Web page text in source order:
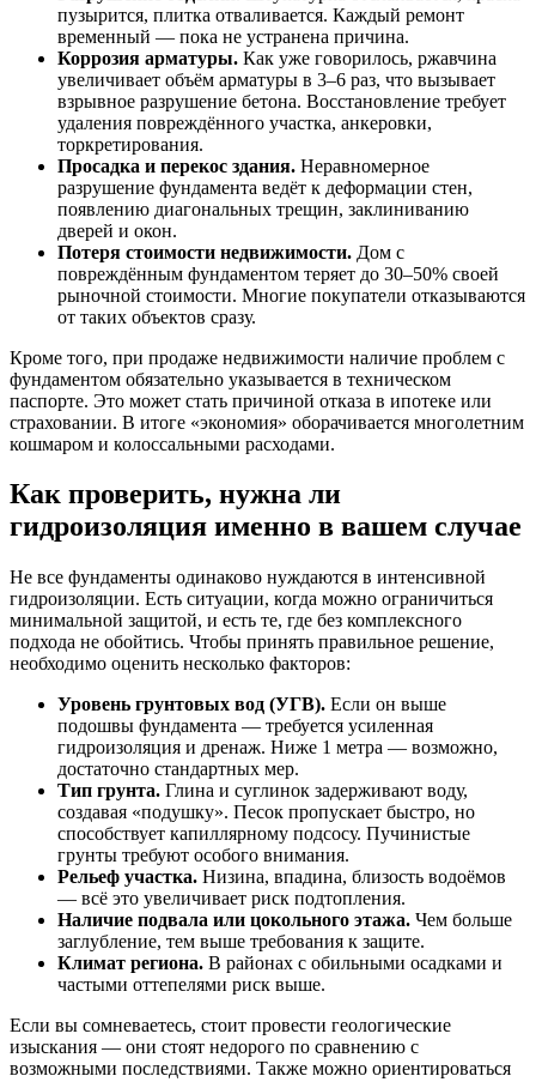
пузырится, плитка отваливается. Каждый ремонт
временный — пока не устранена причина.
Коррозия арматуры. Как уже говорилось, ржавчина
увеличивает объём арматуры в 3–6 раз, что вызывает
взрывное разрушение бетона. Восстановление требует
удаления повреждённого участка, анкеровки,
торкретирования.
Просадка и перекос здания. Неравномерное
разрушение фундамента ведёт к деформации стен,
появлению диагональных трещин, заклиниванию
дверей и окон.
Потеря стоимости недвижимости. Дом с
повреждённым фундаментом теряет до 30–50% своей
рыночной стоимости. Многие покупатели отказываются
от таких объектов сразу.
Кроме того, при продаже недвижимости наличие проблем с
фундаментом обязательно указывается в техническом
паспорте. Это может стать причиной отказа в ипотеке или
страховании. В итоге «экономия» оборачивается многолетним
кошмаром и колоссальными расходами.
Как проверить, нужна ли
гидроизоляция именно в вашем случае
Не все фундаменты одинаково нуждаются в интенсивной
гидроизоляции. Есть ситуации, когда можно ограничиться
минимальной защитой, и есть те, где без комплексного
подхода не обойтись. Чтобы принять правильное решение,
необходимо оценить несколько факторов:
Уровень грунтовых вод (УГВ). Если он выше
подошвы фундамента — требуется усиленная
гидроизоляция и дренаж. Ниже 1 метра — возможно,
достаточно стандартных мер.
Тип грунта. Глина и суглинок задерживают воду,
создавая «подушку». Песок пропускает быстро, но
способствует капиллярному подсосу. Пучинистые
грунты требуют особого внимания.
Рельеф участка. Низина, впадина, близость водоёмов
— всё это увеличивает риск подтопления.
Наличие подвала или цокольного этажа. Чем больше
заглубление, тем выше требования к защите.
Климат региона. В районах с обильными осадками и
частыми оттепелями риск выше.
Если вы сомневаетесь, стоит провести геологические
изыскания — они стоят недорого по сравнению с
возможными последствиями. Также можно ориентироваться